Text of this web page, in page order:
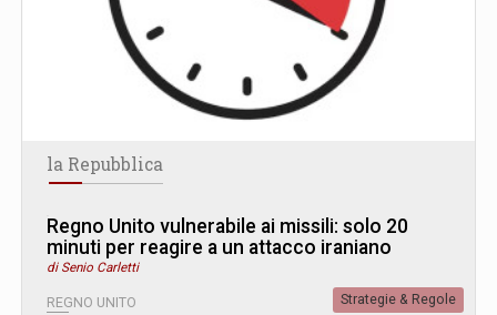
la Repubblica
Regno Unito vulnerabile ai missili: solo 20
minuti per reagire a un attacco iraniano
di Senio Carletti
REGNO UNITO Strategie & Regole